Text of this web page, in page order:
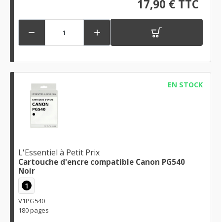
17,90 € TTC
 
EN STOCK
L'Essentiel à Petit Prix
Cartouche d'encre compatible Canon PG540
Noir
1
V1PG540
180 pages